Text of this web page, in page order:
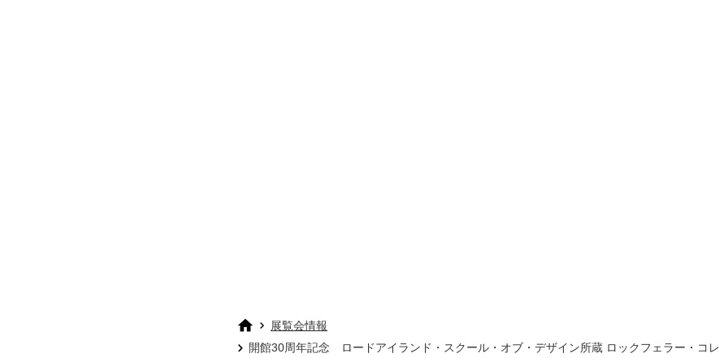
展覧会情報
開館30周年記念 ロードアイランド・スクール・オブ・デザイン所蔵 ロックフェラー・コ